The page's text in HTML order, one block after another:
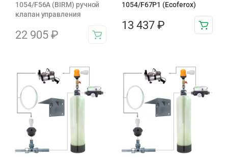
1054/F56A (BIRM) ручной
клапан управления
22 905 ₽
1054/F67P1 (Ecoferox)
13 437 ₽